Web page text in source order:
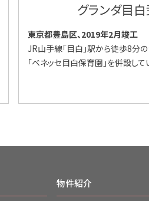
グランダ目
東京都豊島区、2019年2月竣工
JR山手線「目白」駅から徒歩8分の
「ベネッセ目白保育園」を併設して
物件紹介